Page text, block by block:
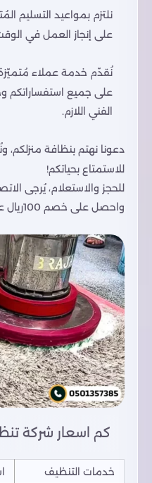
نلتزم بمواعيد التسليم
على إنجاز العمل في
نُقدّم خدمة عملاء مُتميّزة
على جميع استفساراتكم
الفني اللازم.
دعونا نهتم بنظافة منزلكم،
للاستمتاع بحياتكم!
واحصل على خصم 100ريال عند الاتصال.
كم اسعار شركة
خدمات التنظيف